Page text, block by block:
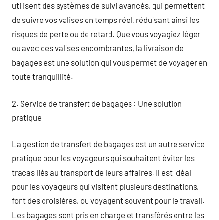
utilisent des systèmes de suivi avancés, qui permettent
de suivre vos valises en temps réel, réduisant ainsi les
risques de perte ou de retard. Que vous voyagiez léger
ou avec des valises encombrantes, la livraison de
bagages est une solution qui vous permet de voyager en
toute tranquillité.
2. Service de transfert de bagages : Une solution
pratique
La gestion de transfert de bagages est un autre service
pratique pour les voyageurs qui souhaitent éviter les
tracas liés au transport de leurs affaires. Il est idéal
pour les voyageurs qui visitent plusieurs destinations,
font des croisières, ou voyagent souvent pour le travail.
Les bagages sont pris en charge et transférés entre les